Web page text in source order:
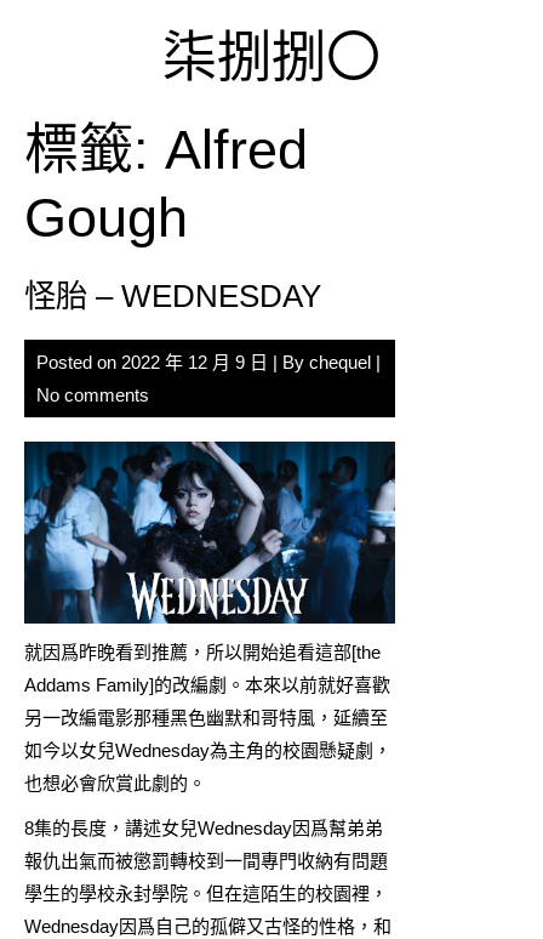
柒捌捌〇
標籤: Alfred
Gough
怪胎 – WEDNESDAY
Posted on 2022 年 12 月 9 日 | By chequel |
No comments
就因爲昨晚看到 推薦 ，所以開始追看這部[the
Addams Family]的改編劇。本來以前就好喜歡
另一改編電影那種黑色幽默和哥特風，延續至
如今以女兒Wednesday為主角的校園懸疑劇，
也想必會欣賞此劇的。
8集的長度，講述女兒Wednesday因爲幫弟弟
報仇出氣而被懲罰轉校到一間專門收納有問題
學生的學校永封學院。但在這陌生的校園裡，
Wednesday因爲自己的孤僻又古怪的性格，和